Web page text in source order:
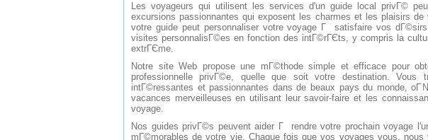
Les voyageurs qui utilisent les services d'un guide local privГ©
excursions passionnantes qui exposent les charmes et les plaisirs
votre guide peut personnaliser votre voyage Г satisfaire vos
visites personnalisГ©es en fonction des intГ©rГЄts, y compris la
extrГЄme.
Notre site Web propose une mГ©thode simple et efficace pour
professionnelle privГ©e, quelle que soit votre destination. Vous
intГ©ressantes et passionnantes dans de beaux pays du monde,
vacances merveilleuses en utilisant leur savoir-faire et les
voyage.
Nos guides privГ©s peuvent aider Г rendre votre prochain voyage
mГ©morables de votre vie. Chaque fois que vos voyages vous,